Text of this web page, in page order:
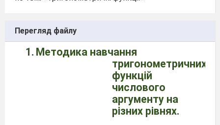
Перегляд файлу
1. Методика навчання
тригонометричних
функцій
числового
аргументу на
різних рівнях.